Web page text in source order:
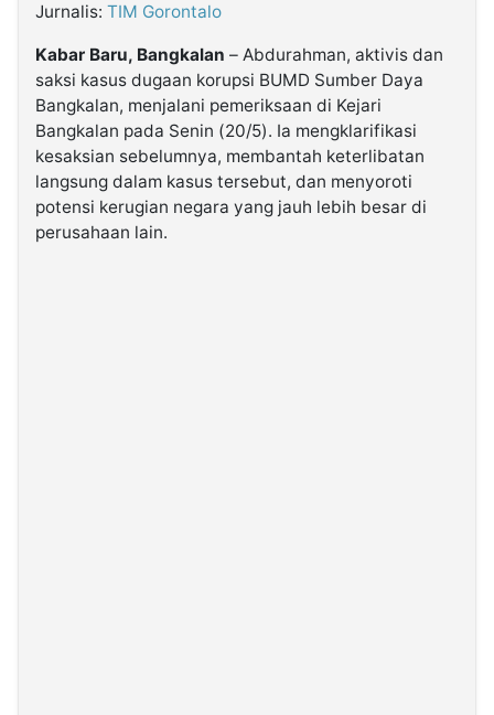
Kabarbaru.co
2026
Jurnalis: TIM Gorontalo
Kabar Baru, Bangkalan – Abdurahman, aktivis dan
saksi kasus dugaan korupsi BUMD Sumber Daya
Bangkalan, menjalani pemeriksaan di Kejari
Bangkalan pada Senin (20/5). Ia mengklarifikasi
kesaksian sebelumnya, membantah keterlibatan
langsung dalam kasus tersebut, dan menyoroti
potensi kerugian negara yang jauh lebih besar di
perusahaan lain.